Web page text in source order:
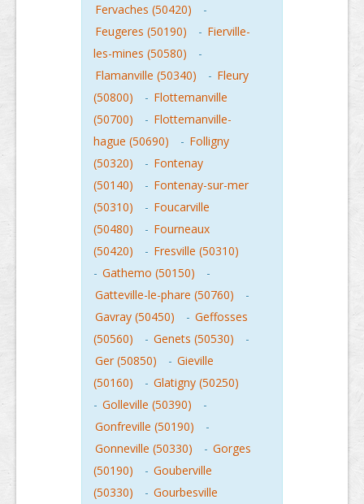
Fervaches (50420)
-
Feugeres (50190)
- Fierville-
les-mines (50580)
-
Flamanville (50340)
- Fleury
(50800)
- Flottemanville
(50700)
- Flottemanville-
hague (50690)
- Folligny
(50320)
- Fontenay
(50140)
- Fontenay-sur-mer
(50310)
- Foucarville
(50480)
- Fourneaux
(50420)
- Fresville (50310)
- Gathemo (50150)
-
Gatteville-le-phare (50760)
-
Gavray (50450)
- Geffosses
(50560)
- Genets (50530)
-
Ger (50850)
- Gieville
(50160)
- Glatigny (50250)
- Golleville (50390)
-
Gonfreville (50190)
-
Gonneville (50330)
- Gorges
(50190)
- Gouberville
(50330)
- Gourbesville